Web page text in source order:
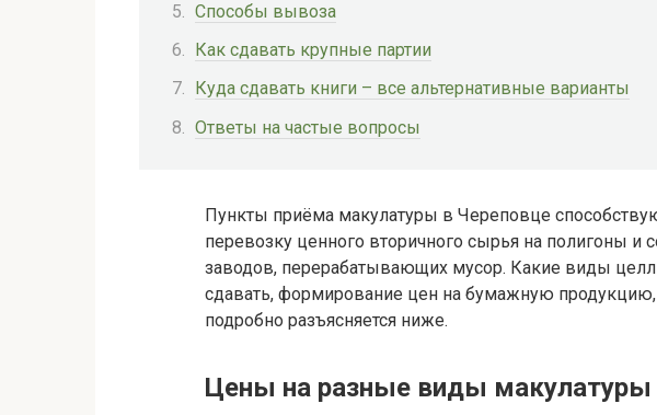
Способы вывоза
Как сдавать крупные партии
Куда сдавать книги – все альтернативные варианты
Ответы на частые вопросы
Пункты приёма макулатуры в Череповце
перевозку ценного вторичного сырья на полигоны и
заводов, перерабатывающих мусор. Какие виды
сдавать, формирование цен на бумажную
подробно разъясняется ниже.
Цены на разные виды макулатуры